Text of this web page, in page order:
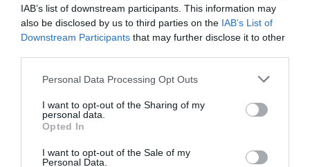
IAB’s list of downstream participants. This information may
also be disclosed by us to third parties on the IAB’s List of
Downstream Participants that may further disclose it to other
Personal Data Processing Opt Outs
I want to opt-out of the Sharing of my
personal data.
Opted In
I want to opt-out of the Sale of my
Personal Data.
iniciativas de éxito, alrededor de 130 comunicaciones
científicasy cerca de un centenar de ponentes.
Además del citadoInforme Infarma, otra de las
apuestas de este año es la
Sala Inspiración
: un espacio
reunirán algunos de losponentesmás destacados y
reconocidos como la
de A3), elchef Ferran Adrià, laneurocientífica